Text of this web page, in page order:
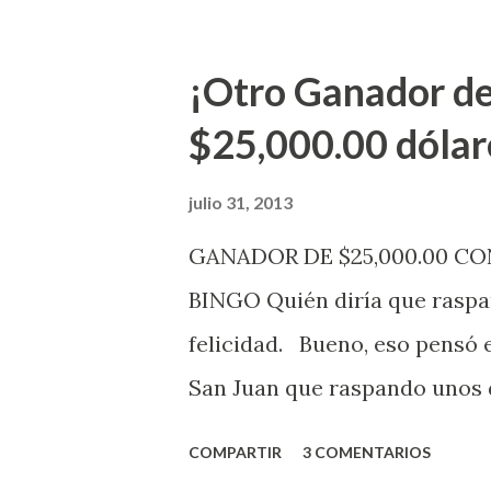
indicó López. Sobre el
mismo se continuará
jugadores podrán conocer
de la página electrónica de
¡Otro Ganador
$25,000.00
julio 31, 2013
GANADOR DE $25,000.00
BINGO Quién diría que
felicidad. Bueno, eso pensó
San Juan que raspando
COMPARTIR 3 COMENTARIOS